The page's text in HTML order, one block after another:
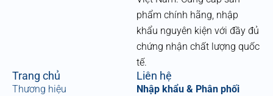
phẩm chính hãng, nhập
khẩu nguyên kiện với đầy đủ
chứng nhận chất lượng quốc
tế.
Trang chủ
Thương hiệu
Liên hệ
Nhập khẩu & Phân phối